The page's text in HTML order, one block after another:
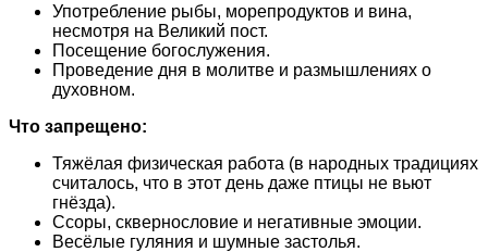
Употребление рыбы, морепродуктов и вина,
несмотря на Великий пост.
Посещение богослужения.
Проведение дня в молитве и размышлениях о
духовном.
Что запрещено:
Тяжёлая физическая работа (в народных традициях
считалось, что в этот день даже птицы не вьют
гнёзда).
Ссоры, сквернословие и негативные эмоции.
Весёлые гуляния и шумные застолья.